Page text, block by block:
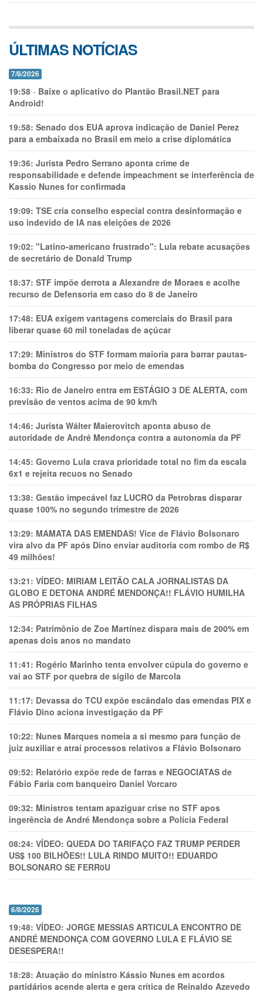
ÚLTIMAS NOTÍCIAS
7/8/2026
19:58 - Baixe o aplicativo do Plantão Brasil.NET para
Android!
19:58: Senado dos EUA aprova indicação de Daniel Perez
para a embaixada no Brasil em meio a crise diplomática
19:36: Jurista Pedro Serrano aponta crime de
responsabilidade e defende impeachment se interferência de
Kassio Nunes for confirmada
19:09: TSE cria conselho especial contra desinformação e
uso indevido de IA nas eleições de 2026
19:02: "Latino-americano frustrado": Lula rebate acusações
de secretário de Donald Trump
18:37: STF impõe derrota a Alexandre de Moraes e acolhe
recurso de Defensoria em caso do 8 de Janeiro
17:48: EUA exigem vantagens comerciais do Brasil para
liberar quase 60 mil toneladas de açúcar
17:29: Ministros do STF formam maioria para barrar pautas-
bomba do Congresso por meio de emendas
16:33: Rio de Janeiro entra em ESTÁGIO 3 DE ALERTA, com
previsão de ventos acima de 90 km/h
14:46: Jurista Wálter Maierovitch aponta abuso de
autoridade de André Mendonça contra a autonomia da PF
14:45: Governo Lula crava prioridade total no fim da escala
6x1 e rejeita recuos no Senado
13:38: Gestão impecável faz LUCRO da Petrobras disparar
quase 100% no segundo trimestre de 2026
13:29: MAMATA DAS EMENDAS! Vice de Flávio Bolsonaro
vira alvo da PF após Dino enviar auditoria com rombo de R$
49 milhões!
13:21: VÍDEO: MIRIAM LEITÃO CALA JORNALISTAS DA
GLOBO E DETONA ANDRÉ MENDONÇA!! FLÁVIO HUMILHA
AS PRÓPRIAS FILHAS
12:34: Patrimônio de Zoe Martínez dispara mais de 200% em
apenas dois anos no mandato
11:41: Rogério Marinho tenta envolver cúpula do governo e
vai ao STF por quebra de sigilo de Marcola
11:17: Devassa do TCU expõe escândalo das emendas PIX e
Flávio Dino aciona investigação da PF
10:22: Nunes Marques nomeia a si mesmo para função de
juiz auxiliar e atrai processos relativos a Flávio Bolsonaro
09:52: Relatório expõe rede de farras e NEGOCIATAS de
Fábio Faria com banqueiro Daniel Vorcaro
09:32: Ministros tentam apaziguar crise no STF apos
ingerência de André Mendonça sobre a Polícia Federal
08:24: VÍDEO: QUEDA DO TARIFAÇO FAZ TRUMP PERDER
US$ 100 BILHÕES!! LULA RINDO MUITO!! EDUARDO
BOLSONARO SE FERR0U
6/8/2026
19:48: VÍDEO: JORGE MESSIAS ARTICULA ENCONTRO DE
ANDRÉ MENDONÇA COM GOVERNO LULA E FLÁVIO SE
DESESPERA!!
18:28: Atuação do ministro Kássio Nunes em acordos
partidários acende alerta e gera crítica de Reinaldo Azevedo